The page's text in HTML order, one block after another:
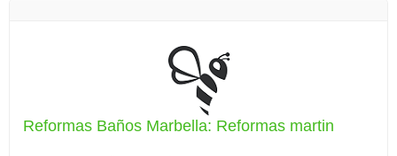
Reformas Baños Marbella: Reformas martin